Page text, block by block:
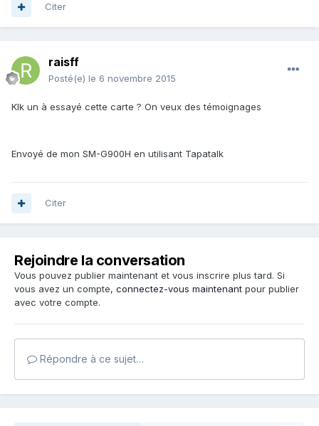
Citer
raisff
Posté(e) le 6 novembre 2015
Klk un à essayé cette carte ? On veux des témoignages
Envoyé de mon SM-G900H en utilisant Tapatalk
Citer
Rejoindre la conversation
Vous pouvez publier maintenant et vous inscrire plus tard. Si
vous avez un compte, connectez-vous maintenant pour publier
avec votre compte.
Répondre à ce sujet…